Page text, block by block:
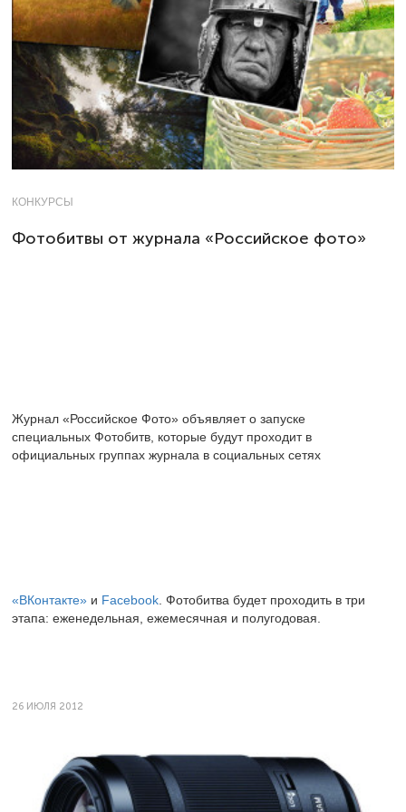
КОНКУРСЫ
Фотобитвы от журнала «Российское фото»
Журнал «Российское Фото» объявляет о запуске
специальных Фотобитв, которые будут проходит в
официальных группах журнала в социальных сетях
«ВКонтакте» и Facebook . Фотобитва будет проходить в три
этапа: еженедельная, ежемесячная и полугодовая.
26 ИЮЛЯ 2012